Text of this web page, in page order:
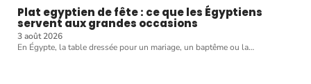
Plat egyptien de fête : ce que les Égyptiens
servent aux grandes occasions
3 août 2026
En Égypte, la table dressée pour un mariage, un baptême ou la…